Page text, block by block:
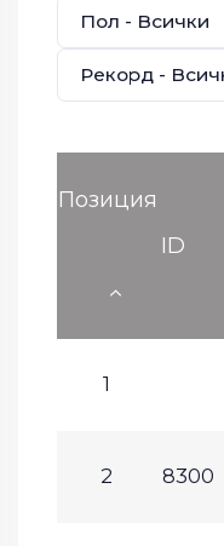
Позиция
ID
1
2 8300